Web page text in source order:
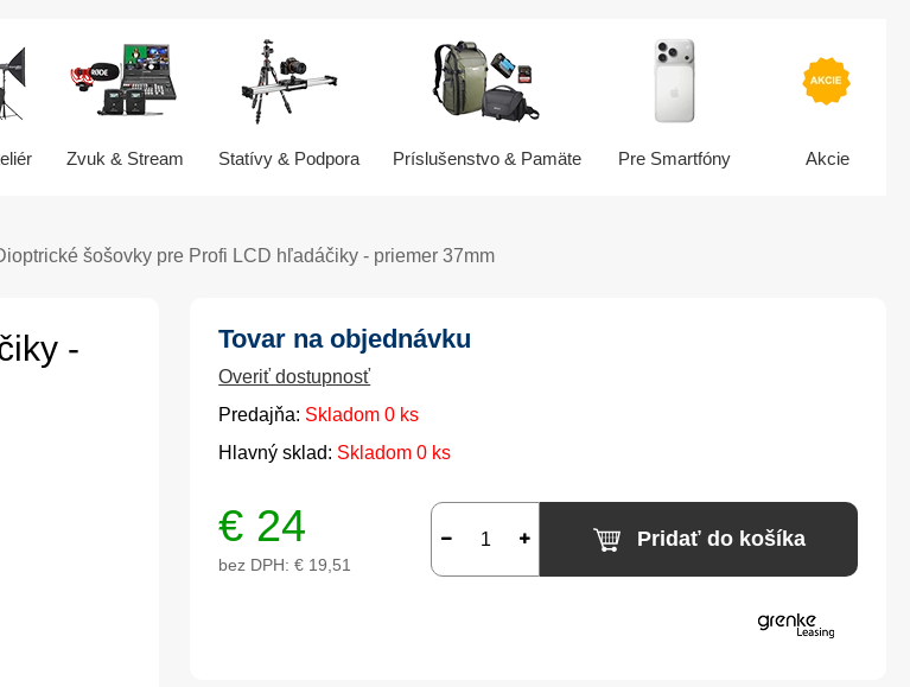
Zvuk & Stream Statívy & Podpora Príslušenstvo & Pamäte Pre Smartfóny Akcie
šošovky pre Profi LCD hľadáčiky - priemer 37mm
-
Tovar na objednávku
Overiť dostupnosť
Predajňa: Skladom 0 ks
Hlavný sklad: Skladom 0 ks
€ 24
bez DPH: € 19,51
Pridať do košíka